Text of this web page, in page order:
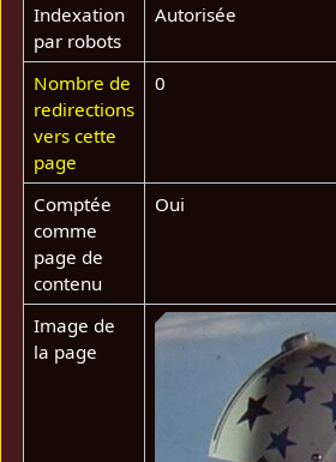
Indexation
par robots
Autorisée
Nombre de
redirections
vers cette
page
0
Comptée
comme
page de
contenu
Oui
Image de
la page